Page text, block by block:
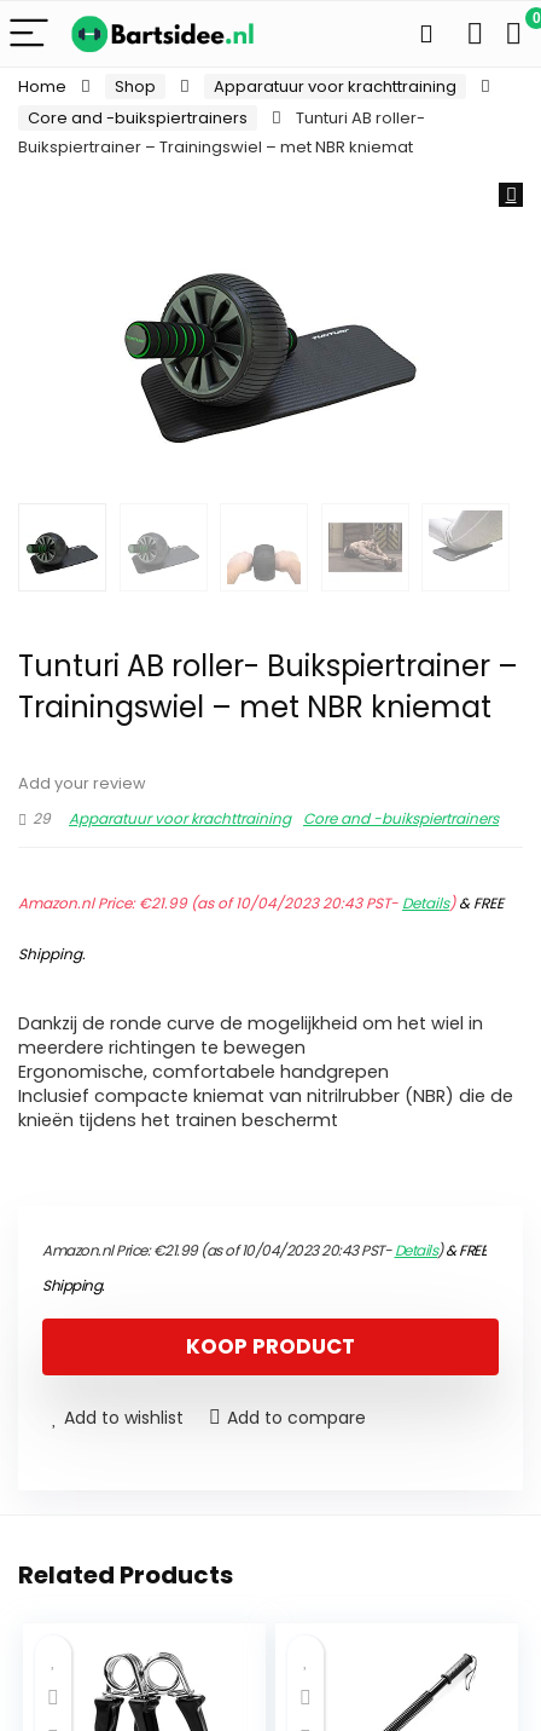
0
Home Shop
Apparatuur voor krachttraining
Core and -buikspiertrainers
Tunturi AB roller-
Buikspiertrainer – Trainingswiel – met NBR kniemat
Tunturi AB roller- Buikspiertrainer –
Trainingswiel – met NBR kniemat
Add your review
29
Apparatuur voor krachttraining Core and -buikspiertrainers
Amazon.nl Price:€21.99(as of 10/04/2023 20:43 PST- Details)&FREE
Shipping.
Dankzij de ronde curve de mogelijkheid om het wiel in
meerdere richtingen te bewegen
Ergonomische, comfortabele handgrepen
Inclusief compacte kniemat van nitrilrubber (NBR) die de
knieën tijdens het trainen beschermt
Amazon.nl Price:€21.99(as of 10/04/2023 20:43 PST-Details)&FREE
Shipping.
KOOP PRODUCT
Add to wishlist Add to compare
Related Products